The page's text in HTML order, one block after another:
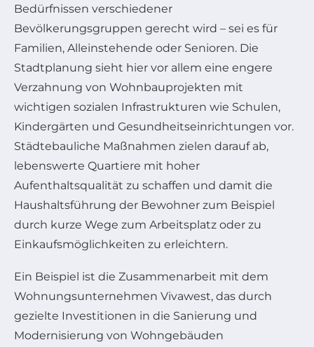
Bedürfnissen verschiedener
Bevölkerungsgruppen gerecht wird – sei es für
Familien, Alleinstehende oder Senioren. Die
Stadtplanung sieht hier vor allem eine engere
Verzahnung von Wohnbauprojekten mit
wichtigen sozialen Infrastrukturen wie Schulen,
Kindergärten und Gesundheitseinrichtungen vor.
Städtebauliche Maßnahmen zielen darauf ab,
lebenswerte Quartiere mit hoher
Aufenthaltsqualität zu schaffen und damit die
Haushaltsführung der Bewohner zum Beispiel
durch kurze Wege zum Arbeitsplatz oder zu
Einkaufsmöglichkeiten zu erleichtern.
Ein Beispiel ist die Zusammenarbeit mit dem
Wohnungsunternehmen Vivawest, das durch
gezielte Investitionen in die Sanierung und
Modernisierung von Wohngebäuden